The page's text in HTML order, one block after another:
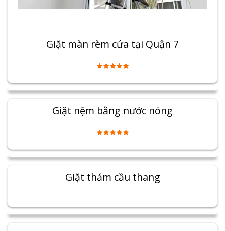
Giặt màn rèm cửa tại Quận 7
Giặt nệm bằng nước nóng
Giặt thảm cầu thang